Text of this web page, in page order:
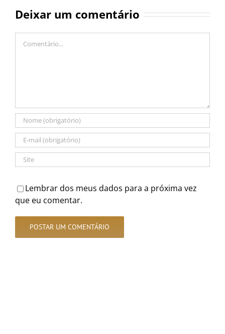
Deixar um comentário
Lembrar dos meus dados para a próxima vez
que eu comentar.